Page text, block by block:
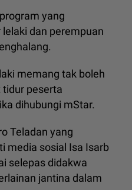
yang
dan perempuan
memang tak boleh
peserta
dihubungi mStar.
Teladan yang
media sosial Isa Isarb
selepas didakwa
jantina dalam